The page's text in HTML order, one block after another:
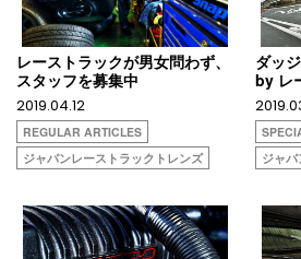
レーストラックが男女問わず、
スタッフを募集中
2019.04.12
REGULAR ARTICLES
ジャパンレーストラックトレンズ
ダッ
by レ
ジャ